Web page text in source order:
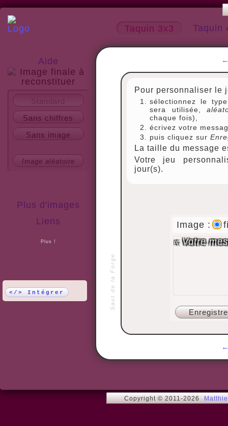
Taquin 3x3 Taquin
Aide
Plus d'images
Liens
Plus !
Sans chiffres
Sans image
Image aléatoire
</> Intégrer Saut de la Forge
Pour personnaliser le
sélectionnez le
sera utilisée,
chaque fois),
écrivez votre
puis cliquez sur
La taille du message
Votre jeu
jour(s).
Image :
Copyright © 2011-2026